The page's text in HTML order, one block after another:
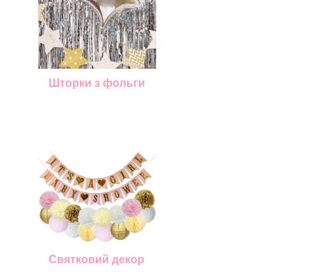
Шторки з фольги
Святковий декор